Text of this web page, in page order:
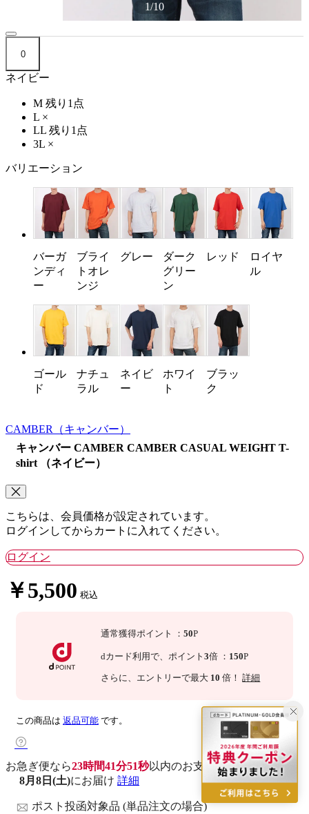
1/10
0
ネイビー
M 残り1点
L ×
LL 残り1点
3L ×
バリエーション
バーガ
ンディ
ー
ブライ
トオレ
ンジ
グレー
ダーク
グリー
ン
レッド
ロイヤ
ル
ゴール
ド
ナチュ
ラル
ネイビ
ー
ホワイ
ト
ブラッ
ク
CAMBER （キャンバー）
キャンバー CAMBER CAMBER CASUAL WEIGHT T-
shirt （ネイビー）
こちらは、会員価格が設定されています。
ログインしてからカートに入れてください。
ログイン
￥5,500 税込
通常獲得ポイント ：50P
dカード利用で、ポイント3倍 ： 150P
さらに、エントリーで最大 10 倍！詳細
この商品は 返品可能 です。
お急ぎ便なら23時間41分50秒以内のお支払いで
8月8日(土)にお届け 詳細
ポスト投函対象品 (単品注文の場合)